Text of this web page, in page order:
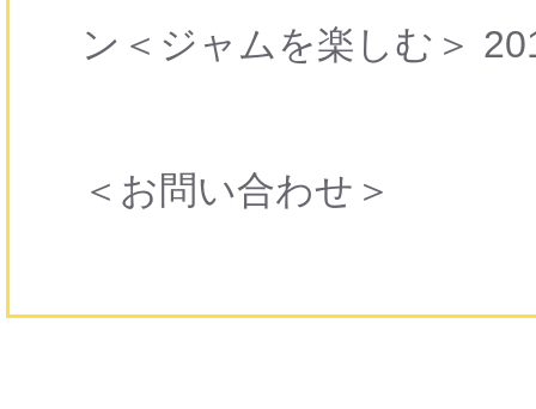
ン＜ジャムを楽しむ＞
＜お問い合わせ＞